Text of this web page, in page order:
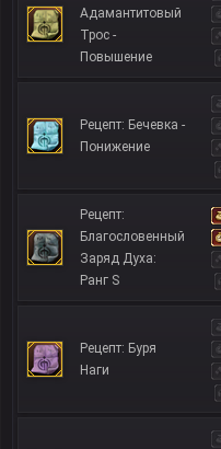
Адамантитовый
Трос -
Повышение
Рецепт: Бечевка -
Понижение
Рецепт:
Благословенный
Заряд Духа:
Ранг S
Рецепт: Буря
Наги